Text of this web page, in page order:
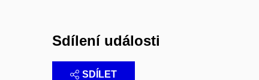
Sdílení události
SDÍLET